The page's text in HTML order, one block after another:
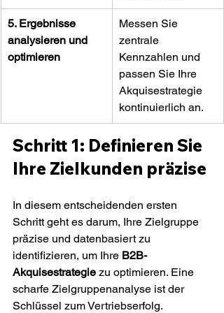
5. Ergebnisse
analysieren und
optimieren
Messen Sie
zentrale
Kennzahlen und
passen Sie Ihre
Akquisestrategie
kontinuierlich an.
Schritt 1: Definieren Sie
Ihre Zielkunden präzise
In diesem entscheidenden ersten
Schritt geht es darum, Ihre Zielgruppe
präzise und datenbasiert zu
identifizieren, um Ihre B2B-
Akquisestrategie zu optimieren. Eine
scharfe Zielgruppenanalyse ist der
Schlüssel zum Vertriebserfolg.